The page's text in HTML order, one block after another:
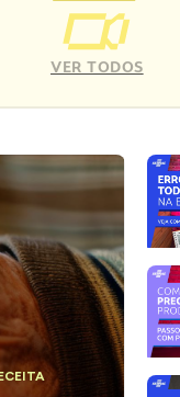
VER TODOS